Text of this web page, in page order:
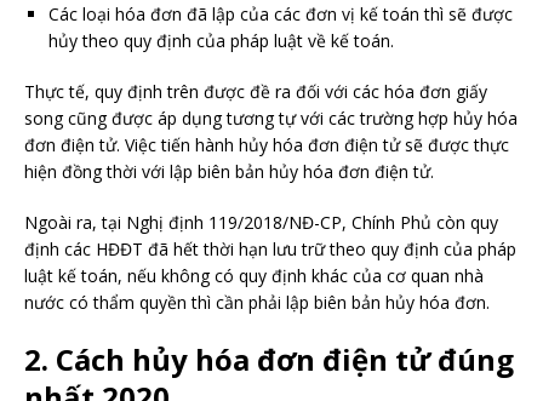
Các loại hóa đơn đã lập của các đơn vị kế toán thì sẽ được
hủy theo quy định của pháp luật về kế toán.
Thực tế, quy định trên được đề ra đối với các hóa đơn giấy
song cũng được áp dụng tương tự với các trường hợp hủy hóa
đơn điện tử. Việc tiến hành hủy hóa đơn điện tử sẽ được thực
hiện đồng thời với lập biên bản hủy hóa đơn điện tử.
Ngoài ra, tại Nghị định 119/2018/NĐ-CP, Chính Phủ còn quy
định các HĐĐT đã hết thời hạn lưu trữ theo quy định của pháp
luật kế toán, nếu không có quy định khác của cơ quan nhà
nước có thẩm quyền thì cần phải lập biên bản hủy hóa đơn.
2. Cách hủy hóa đơn điện tử đúng